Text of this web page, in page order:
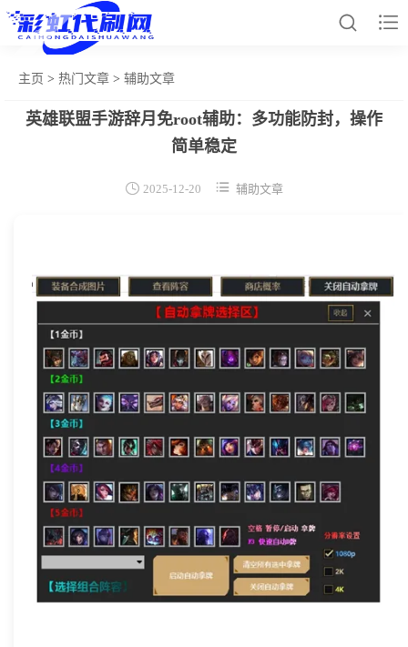


网站首页
热门文章
关于我们
主页 > 热门文章 > 辅助文章
英雄联盟手游辞月免root辅助：多功能防封，操作
简单稳定
 2025-12-20  辅助文章